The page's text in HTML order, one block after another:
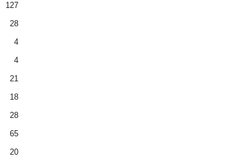
127
28
4
4
21
18
28
65
20